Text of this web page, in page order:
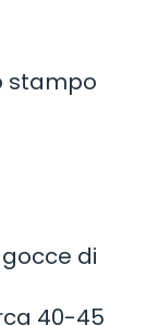
stampo
di
40-45